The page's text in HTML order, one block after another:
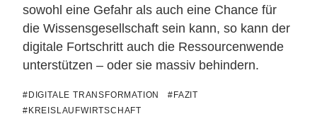
sowohl eine Gefahr als auch eine Chance für
die Wissensgesellschaft sein kann, so kann der
digitale Fortschritt auch die Ressourcenwende
unterstützen – oder sie massiv behindern.
#DIGITALE TRANSFORMATION
#FAZIT
#KREISLAUFWIRTSCHAFT